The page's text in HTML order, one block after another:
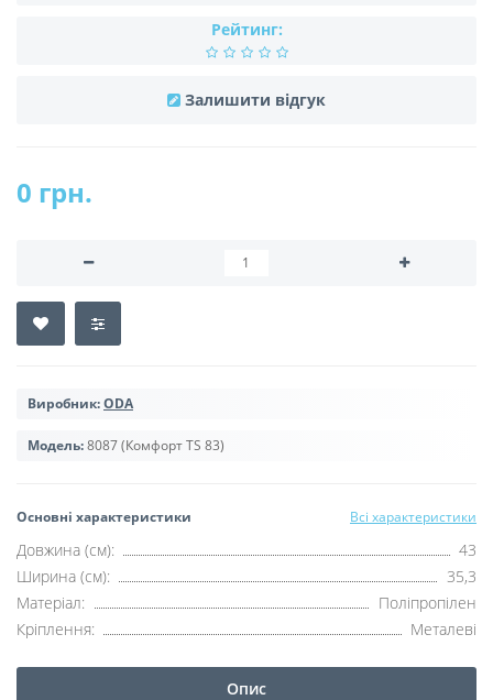
Рейтинг:
Залишити відгук
0 грн.
Виробник:ODA
Модель:8087 (Комфорт TS 83)
Основні характеристики Всі характеристики
Довжина (см):
43
Ширина (см):
35,3
Матеріал:
Поліпропілен
Кріплення:
Металеві
Опис